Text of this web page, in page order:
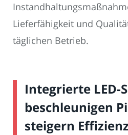
Lieferfähigkeit und
täglichen Betrieb.
Integrierte LED-
beschleunigen
steigern